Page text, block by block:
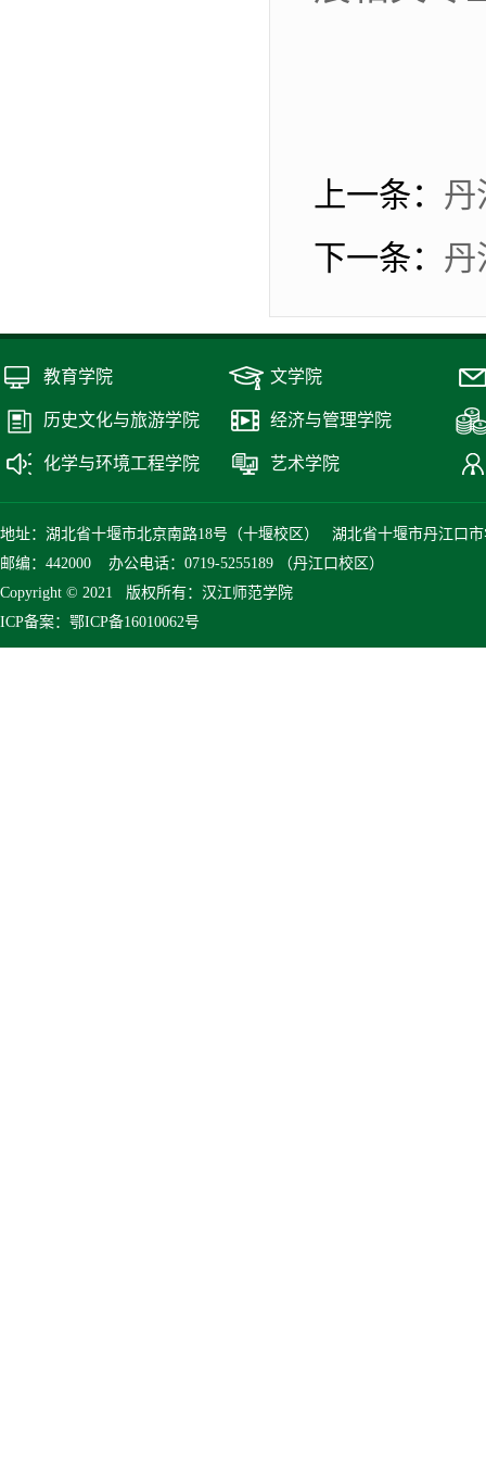
上一条： 丹
下一条： 丹
教育学院 文学院
历史文化与旅游学院 经济与管理学院
化学与环境工程学院 艺术学院
地址：湖北省十堰市北京南路18号（十堰校区） 湖北省十堰市丹江口
邮编：442000 办公电话：0719-5255189 （丹江口校区）
Copyright © 2021 版权所有：汉江师范学院
ICP备案：鄂ICP备16010062号